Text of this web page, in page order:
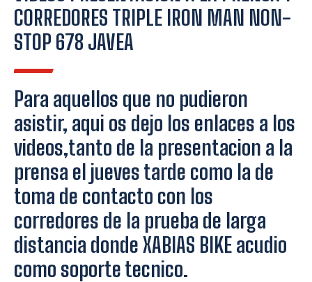
CORREDORES TRIPLE IRON MAN NON-
STOP 678 JAVEA
Para aquellos que no pudieron
asistir, aqui os dejo los enlaces a los
videos,tanto de la presentacion a la
prensa el jueves tarde como la de
toma de contacto con los
corredores de la prueba de larga
distancia donde XABIAS BIKE acudio
como soporte tecnico.